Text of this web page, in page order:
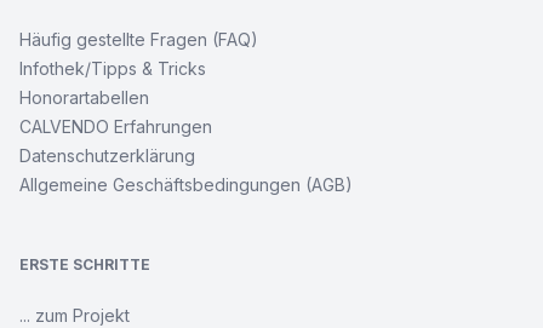
Häufig gestellte Fragen (FAQ)
Infothek/Tipps & Tricks
Honorartabellen
CALVENDO Erfahrungen
Datenschutzerklärung
Allgemeine Geschäftsbedingungen (AGB)
ERSTE SCHRITTE
... zum Projekt